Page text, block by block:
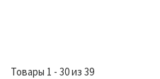
Товары 1 - 30 из 39